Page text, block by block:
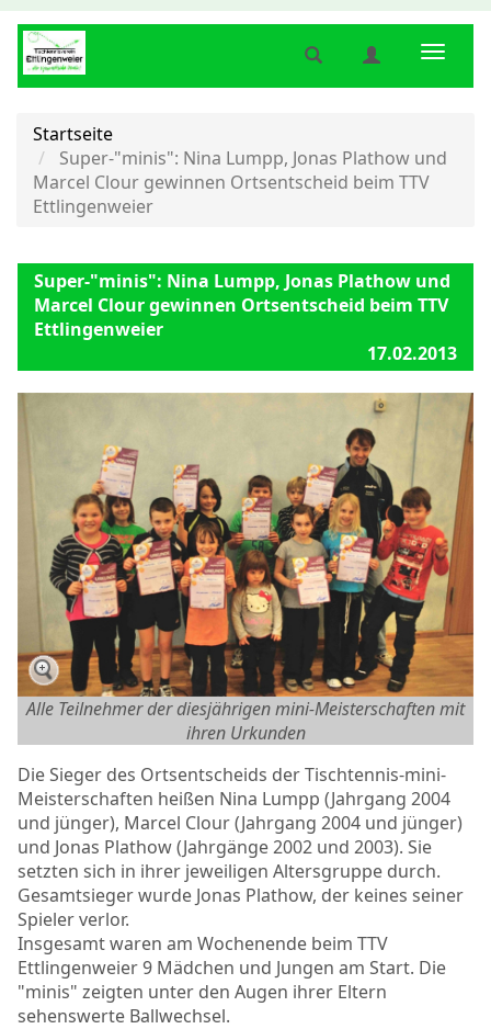
Benutzermenü
Suche
Startseite
Super-"minis": Nina Lumpp, Jonas Plathow und
Marcel Clour gewinnen Ortsentscheid beim TTV
Ettlingenweier
Super-"minis": Nina Lumpp, Jonas Plathow und
Marcel Clour gewinnen Ortsentscheid beim TTV
Ettlingenweier
17.02.2013
Alle Teilnehmer der diesjährigen mini-Meisterschaften mit
ihren Urkunden
Die Sieger des Ortsentscheids der Tischtennis-mini-
Meisterschaften heißen Nina Lumpp (Jahrgang 2004
und jünger), Marcel Clour (Jahrgang 2004 und jünger)
und Jonas Plathow (Jahrgänge 2002 und 2003). Sie
setzten sich in ihrer jeweiligen Altersgruppe durch.
Gesamtsieger wurde Jonas Plathow, der keines seiner
Spieler verlor.
Insgesamt waren am Wochenende beim TTV
Ettlingenweier 9 Mädchen und Jungen am Start. Die
"minis" zeigten unter den Augen ihrer Eltern
sehenswerte Ballwechsel.